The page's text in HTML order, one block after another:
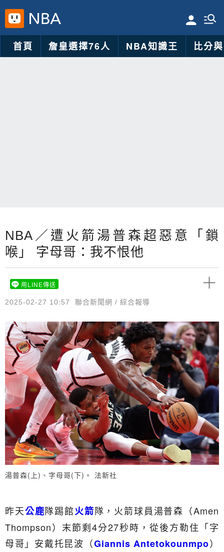
首頁 詹皇選擇76人 NBA知識王 比分
NBA／遭火箭湯普森超惡意「鎖
喉」 字母哥：我不恨他
2025-02-27 10:57 聯合新聞網 / 綜合報導
用LINE傳送
湯普森(上)、字母哥(下)。 法新社
昨天公鹿隊踢館火箭隊，火箭球員湯普森（Amen
Thompson）末節剩4分27秒時，從後方勒住「字
母哥」安戴托昆波（Giannis Antetokounmpo）